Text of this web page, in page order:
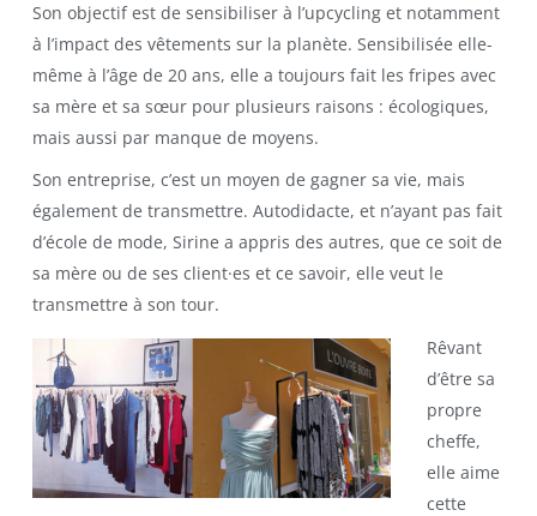
Son objectif est de sensibiliser à l’upcycling et notamment
à l’impact des vêtements sur la planète. Sensibilisée elle-
même à l’âge de 20 ans, elle a toujours fait les fripes avec
sa mère et sa sœur pour plusieurs raisons : écologiques,
mais aussi par manque de moyens.
Son entreprise, c’est un moyen de gagner sa vie, mais
également de transmettre. Autodidacte, et n’ayant pas fait
d’école de mode, Sirine a appris des autres, que ce soit de
sa mère ou de ses client·es et ce savoir, elle veut le
transmettre à son tour.
Rêvant
d’être sa
propre
cheffe,
elle aime
cette